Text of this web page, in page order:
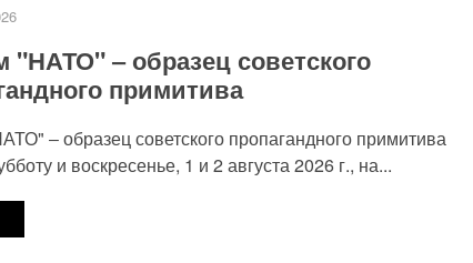
‒ образец советского
примитива
‒ образец советского пропагандного примитива
и воскресенье, 1 и 2 августа 2026 г., на...